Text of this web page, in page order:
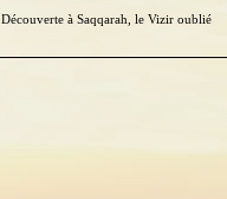
Découverte à Saqqarah, le Vizir oublié